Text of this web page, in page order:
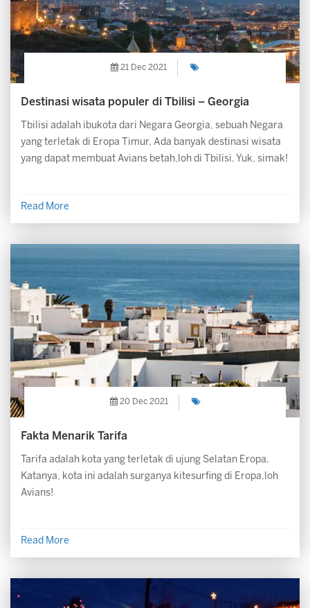
21 Dec 2021
Destinasi wisata populer di Tbilisi – Georgia
Tbilisi adalah ibukota dari Negara Georgia, sebuah Negara
yang terletak di Eropa Timur. Ada banyak destinasi wisata
yang dapat membuat Avians betah,loh di Tbilisi. Yuk, simak!
Read More
20 Dec 2021
Fakta Menarik Tarifa
Tarifa adalah kota yang terletak di ujung Selatan Eropa.
Katanya, kota ini adalah surganya kitesurfing di Eropa,loh
Avians!
Read More